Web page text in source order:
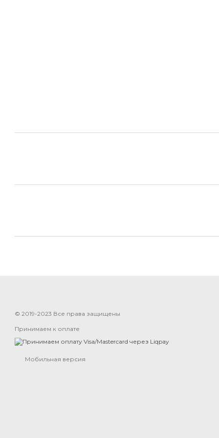
© 2019-2023 Все права защищены
Принимаем к оплате
Мобильная версия